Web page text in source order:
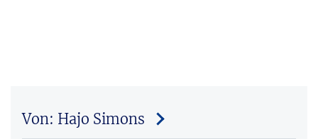
Von: Hajo Simons